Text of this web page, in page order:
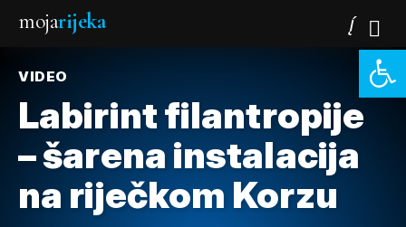
mojarijeka
VIDEO
Labirint filantropije
– šarena instalacija
na riječkom Korzu